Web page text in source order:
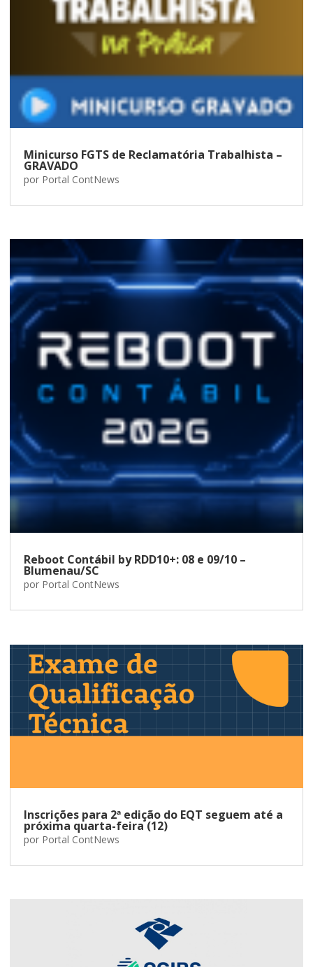
Minicurso FGTS de Reclamatória Trabalhista –
GRAVADO
por Portal ContNews
Reboot Contábil by RDD10+: 08 e 09/10 –
Blumenau/SC
por Portal ContNews
Inscrições para 2ª edição do EQT seguem até a
próxima quarta-feira (12)
por Portal ContNews